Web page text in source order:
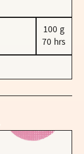
100 g
70 hrs